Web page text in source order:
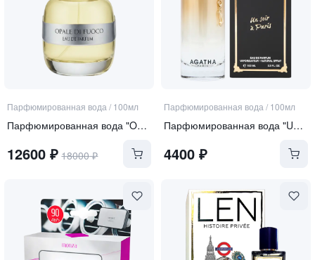
Парфюмированная вода / 100мл
Парфюмированная вода "OPALE DI FUOCO"
12600 ₽ 18000₽
Парфюмированная вода / 100мл
Парфюмированная вода "Un soir a Paris"
4400₽